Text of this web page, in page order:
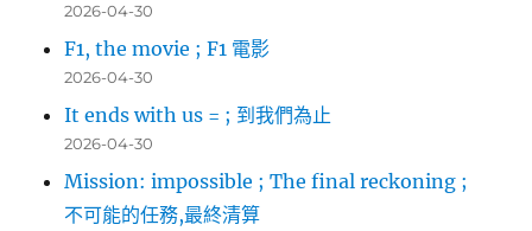
2026-04-30
F1, the movie ; F1 電影
2026-04-30
It ends with us = ; 到我們為止
2026-04-30
Mission: impossible ; The final reckoning ;
不可能的任務,最終清算